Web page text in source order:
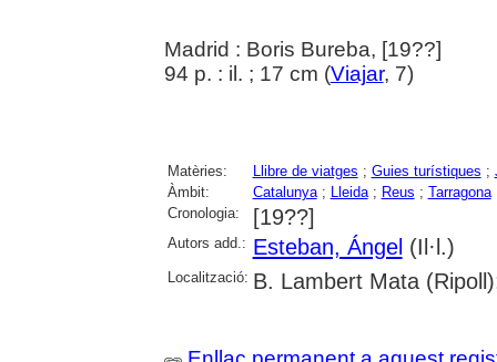
Madrid : Boris Bureba, [19??]
94 p. : il. ; 17 cm (Viajar, 7)
Matèries: Llibre de viatges ; Guies turístiques ;
Àmbit:
Catalunya; Lleida; Reus ; Tarragona
Cronologia:
[19??]
Autors add.: Esteban, Ángel(Il·l.)
Localització: B. Lambert Mata